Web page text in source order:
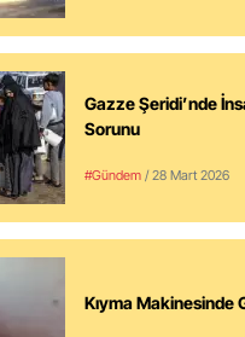
Gazze Şeridi’nde
Sorunu
#Gündem / 28 Mart 2026
Kıyma Makinesinde